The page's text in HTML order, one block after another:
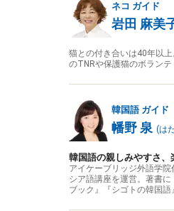
ネコ ガイド
岩田 麻美
猫との付き合いは40年以
のTNRや保護猫のボラン
韓国語ガイド
幡野 泉 (は
韓国語の親しみやすさ
アイケーブリッジ外語学
シア語講座を運営。著書
ブック』『シゴトの韓国